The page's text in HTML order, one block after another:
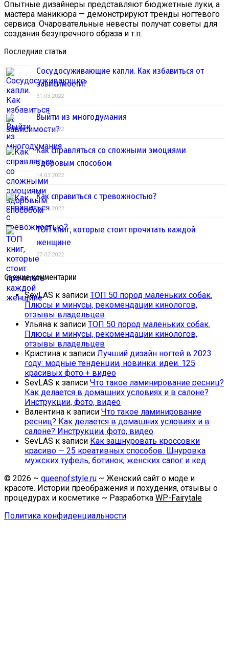
Опытные дизайнеры представляют бюджетные луки, а
мастера маникюра — демонстрируют тренды ногтевого
сервиса. Очаровательные невесты получат советы для
создания безупречного образа и т.п.
Последние статьи
Сосудосуживающие капли. Как избавиться от
зависимости?
31.03.2022
Выйти из многодумания
28.03.2022
Как справляться со сложными эмоциями
здоровым способом
14.03.2022
Как справиться с тревожностью?
01.03.2022
ТОП книг, которые стоит прочитать каждой
женщине
27.02.2022
Свежие комментарии
SevLAS к записи ТОП 50 пород маленьких собак.
Плюсы и минусы, рекомендации кинологов,
отзывы владельцев
Ульяна к записи ТОП 50 пород маленьких собак.
Плюсы и минусы, рекомендации кинологов,
отзывы владельцев
Кристина к записи Лучший дизайн ногтей в 2023
году: модные тенденции, новинки, идеи. 125
красивых фото + видео
SevLAS к записи Что такое ламинирование ресниц?
Как делается в домашних условиях и в салоне?
Инструкции, фото, видео
Валентина к записи Что такое ламинирование
ресниц? Как делается в домашних условиях и в
салоне? Инструкции, фото, видео
SevLAS к записи Как зашнуровать кроссовки
красиво — 25 креативных способов. Шнуровка
мужских туфель, ботинок, женских сапог и кед
© 2026 ~ queenofstyle.ru ~ Женский сайт о моде и
красоте. Истории преображения и похудения, отзывы о
процедурах и косметике ~ Разработка WP-Fairytale
Политика конфиденциальности